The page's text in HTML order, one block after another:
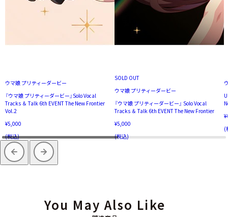
ウマ娘 プリティーダービー
『ウマ娘 プリティーダービー』Solo Vocal
Tracks ＆ Talk 6th EVENT The New Frontier
Vol.2
¥5,000
(税込)
SOLD OUT
ウマ娘 プリティーダービー
『ウマ娘 プリティーダービー』 Solo Vocal
Tracks ＆ Talk 6th EVENT The New Frontier
¥5,000
(税込)
(
You May Also Like